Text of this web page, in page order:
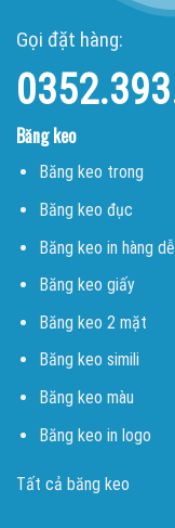
Gọi đặt hàng:
Băng keo
Băng keo trong
Băng keo đục
Băng keo in hàng
Băng keo giấy
Băng keo 2 mặt
Băng keo simili
Băng keo màu
Băng keo in logo
Tất cả băng keo